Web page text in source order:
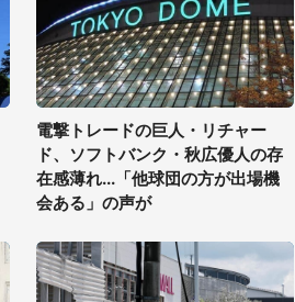
電撃トレードの巨人・リチャー
ド、ソフトバンク・秋広優人の存
在感薄れ...「他球団の方が出場機
会ある」の声が